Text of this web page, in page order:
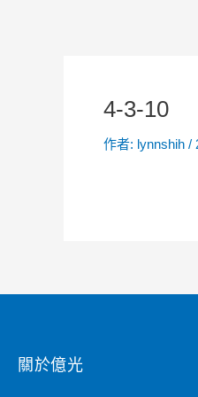
4-3-10
作者: lynnshih /
關於億光